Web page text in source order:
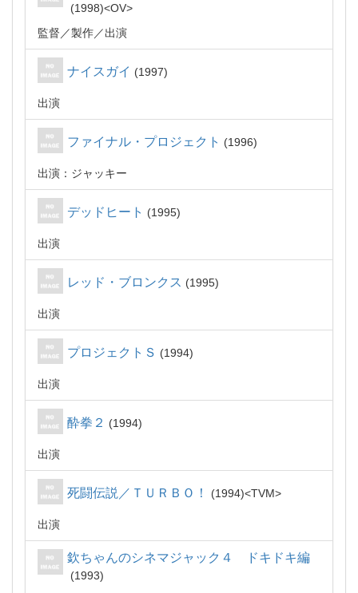
1998
OV
監督
製作 出演
ナイスガイ 1997
出演
ファイナル・プロジェクト 1996
出演：ジャッキー
デッドヒート 1995
出演
レッド・ブロンクス 1995
出演
プロジェクトＳ 1994
出演
酔拳２ 1994
出演
死闘伝説／ＴＵＲＢＯ！ 1994 TVM
出演
欽ちゃんのシネマジャック４ ドキドキ編
1993